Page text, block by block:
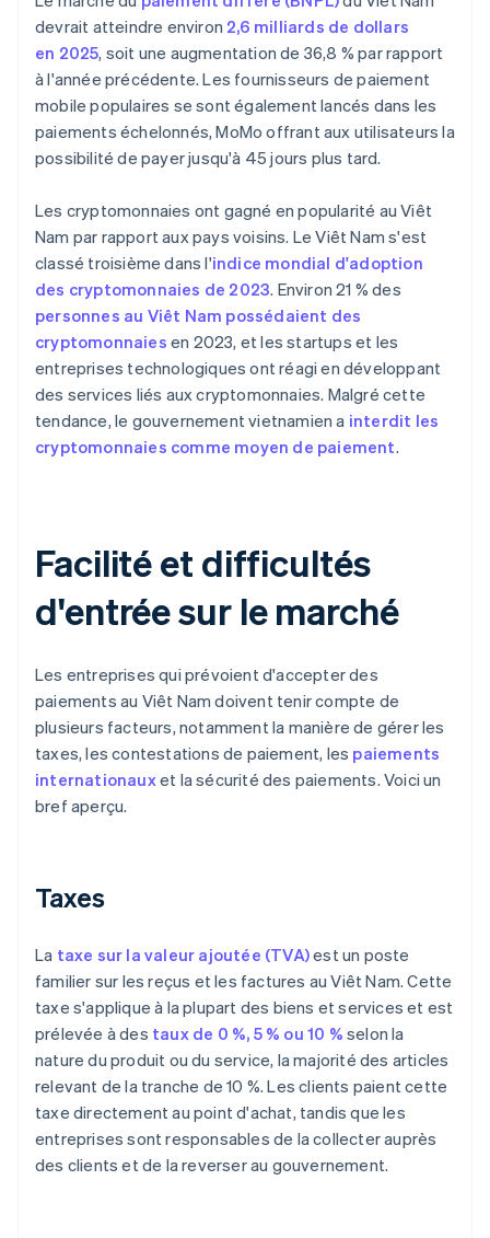
devrait atteindre environ 2,6 milliards de dollars
en 2025, soit une augmentation de 36,8 % par rapport
à l'année précédente. Les fournisseurs de paiement
mobile populaires se sont également lancés dans les
paiements échelonnés, MoMo offrant aux utilisateurs la
possibilité de payer jusqu'à 45 jours plus tard.
Les cryptomonnaies ont gagné en popularité au Viêt
Nam par rapport aux pays voisins. Le Viêt Nam s'est
classé troisième dans l'indice mondial d'adoption
des cryptomonnaies de 2023. Environ 21 % des
personnes au Viêt Nam possédaient des
cryptomonnaies en 2023, et les startups et les
entreprises technologiques ont réagi en développant
des services liés aux cryptomonnaies. Malgré cette
tendance, le gouvernement vietnamien a interdit les
cryptomonnaies comme moyen de paiement.
Facilité et difficultés
d'entrée sur le marché
Les entreprises qui prévoient d'accepter des
paiements au Viêt Nam doivent tenir compte de
plusieurs facteurs, notamment la manière de gérer les
taxes, les contestations de paiement, les paiements
internationauxet la sécurité des paiements. Voici un
bref aperçu.
Taxes
La taxe sur la valeur ajoutée (TVA)est un poste
familier sur les reçus et les factures au Viêt Nam. Cette
taxe s'applique à la plupart des biens et services et est
prélevée à des taux de 0 %, 5 % ou 10 % selon la
nature du produit ou du service, la majorité des articles
relevant de la tranche de 10 %. Les clients paient cette
taxe directement au point d'achat, tandis que les
entreprises sont responsables de la collecter auprès
des clients et de la reverser au gouvernement.